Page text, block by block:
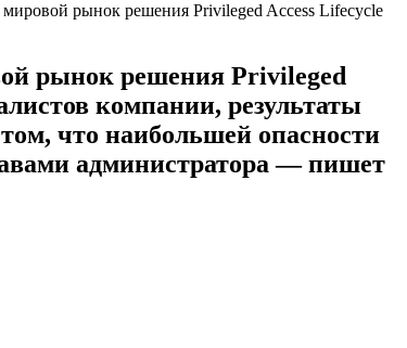
рынок решения Privileged
компании, результаты
что наибольшей опасности
администратора — пишет